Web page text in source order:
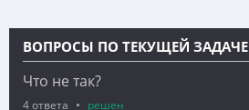
ВОПРОСЫ ПО ТЕКУЩЕЙ ЗАДАЧЕ
Что не так?
4 ответа решен